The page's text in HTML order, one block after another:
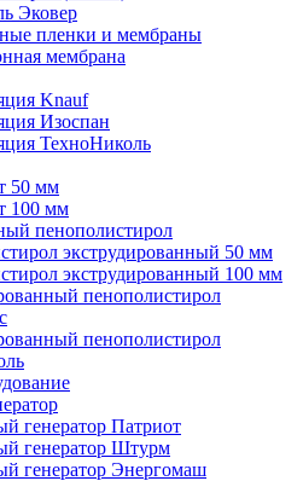
Эковер
пленки и мембраны
мембрана
Knauf
Изоспан
ТехноНиколь
50 мм
100 мм
пенополистирол
экструдированный 50 мм
экструдированный 100 мм
пенополистирол
пенополистирол
генератор Патриот
генератор Штурм
генератор Энергомаш